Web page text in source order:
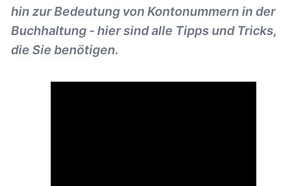
hin zur Bedeutung von Kontonummern in der
Buchhaltung - hier sind alle Tipps und Tricks,
die Sie benötigen.